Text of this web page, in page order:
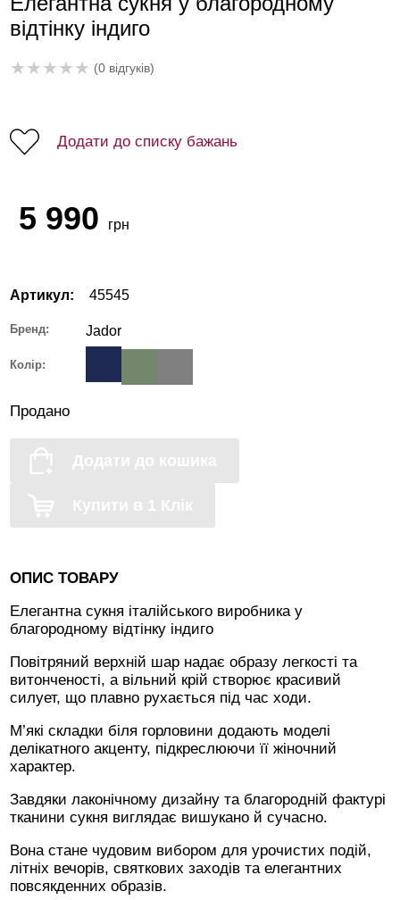
відтінку індиго
★★★★★ (0 відгуків)
Додати до списку бажань
5 990 грн
Артикул: 45545
Бренд: Jador
Колір:
Продано
Додати до кошика
Купити в 1 Клік
ОПИС ТОВАРУ
Елегантна сукня італійського виробника у
благородному відтінку індиго
Повітряний верхній шар надає образу легкості та
витонченості, а вільний крій створює красивий
силует, що плавно рухається під час ходи.
М’які складки біля горловини додають моделі
делікатного акценту, підкреслюючи її жіночний
характер.
Завдяки лаконічному дизайну та благородній фактурі
тканини сукня виглядає вишукано й сучасно.
Вона стане чудовим вибором для урочистих подій,
літніх вечорів, святкових заходів та елегантних
повсякденних образів.